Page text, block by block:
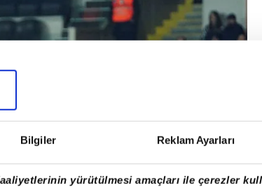
Bilgiler Reklam Ayarları
yürütülmesi amaçları ile çerezler